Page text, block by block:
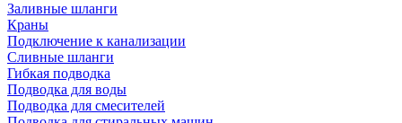
Заливные шланги
Краны
Подключение к канализации
Сливные шланги
Гибкая подводка
Подводка для воды
Подводка для смесителей